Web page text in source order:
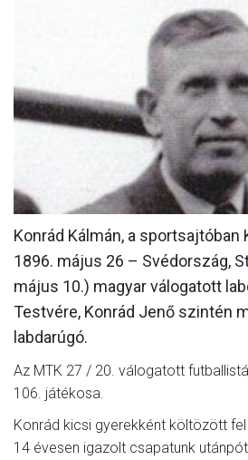
CSAPATOK
KLUB
GALÉRIA
SZURKOLÓI
Konrád Kálmán, a sportsajtóban
1896. május 26 – Svédország,
május 10.) magyar válogatott
Testvére, Konrád Jenő szintén
labdarúgó.
Az MTK 27 / 20. válogatott
106. játékosa.
Konrád kicsi gyerekként költözött
14 évesen igazolt csapatunk